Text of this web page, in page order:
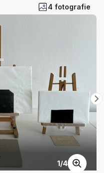
4 fotografie
1/4